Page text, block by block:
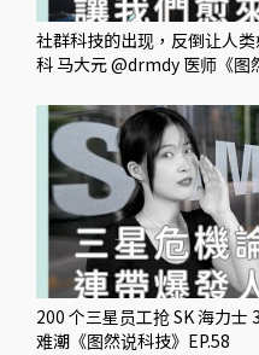
社群科技的出现，反倒让人
科 马大元 @drmdy 医师《图
200 个三星员工抢 SK 海力
难潮《图然说科技》EP.58